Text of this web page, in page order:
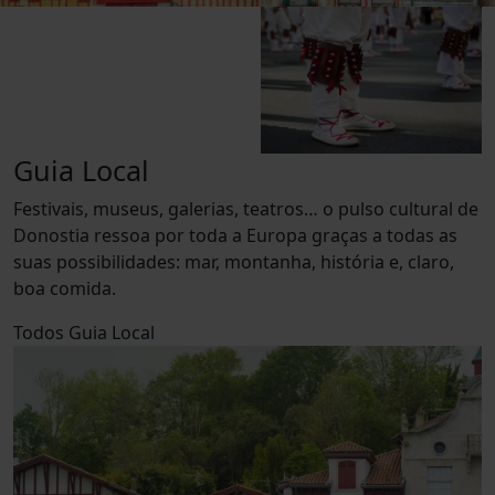
Guia Local
Festivais, museus, galerias, teatros… o pulso cultural de
Donostia ressoa por toda a Europa graças a todas as
suas possibilidades: mar, montanha, história e, claro,
boa comida.
Todos Guia Local